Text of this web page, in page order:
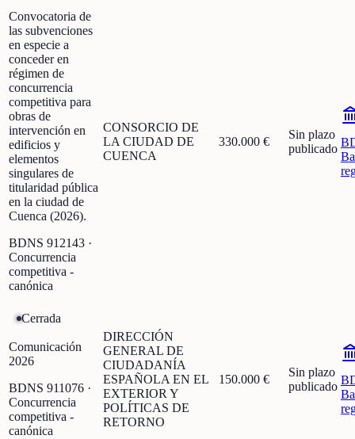
Convocatoria de
las subvenciones
en especie a
conceder en
régimen de
concurrencia
competitiva para
obras de
intervención en
edificios y
elementos
singulares de
titularidad pública
en la ciudad de
Cuenca (2026).
BDNS 912143 ·
Concurrencia
competitiva -
canónica
CONSORCIO DE
LA CIUDAD DE
CUENCA
330.000 €
Sin plazo
publicado
Cerrada
Comunicación
2026
BDNS 911076 ·
Concurrencia
competitiva -
canónica
DIRECCIÓN
GENERAL DE
CIUDADANÍA
ESPAÑOLA EN EL
EXTERIOR Y
POLÍTICAS DE
RETORNO
150.000 €
Sin plazo
publicado